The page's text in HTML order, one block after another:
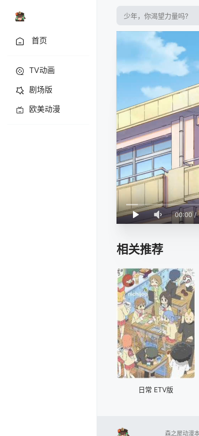
首页
TV动画
剧场版
欧美动漫
00:00 /
相关推荐
日常 ETV版
森之屋动漫